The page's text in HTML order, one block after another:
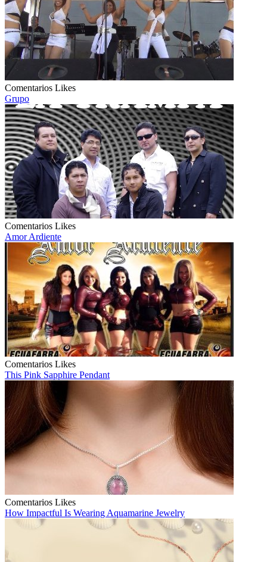
Comentarios Likes
Grupo
Comentarios Likes
Amor Ardiente
Comentarios Likes
This Pink Sapphire Pendant
Comentarios Likes
How Impactful Is Wearing Aquamarine Jewelry